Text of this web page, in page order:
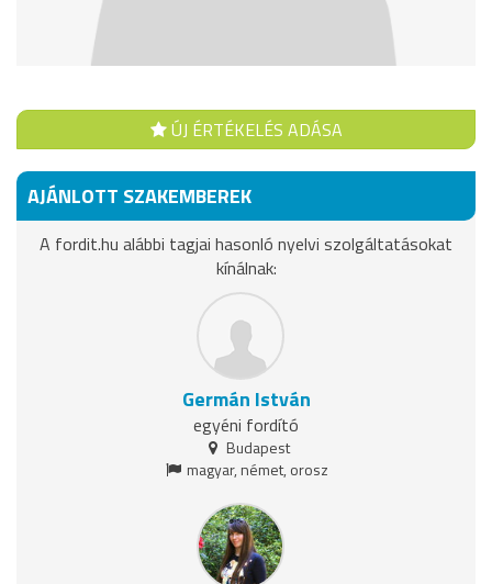
ÚJ ÉRTÉKELÉS ADÁSA
AJÁNLOTT SZAKEMBEREK
A fordit.hu alábbi tagjai hasonló nyelvi szolgáltatásokat
kínálnak:
Germán István
egyéni fordító
Budapest
magyar, német, orosz